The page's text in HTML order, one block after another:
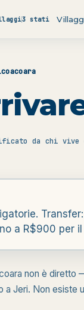
3 stati
da chi vive
a R$900 per
non è
Jeri. Non esiste